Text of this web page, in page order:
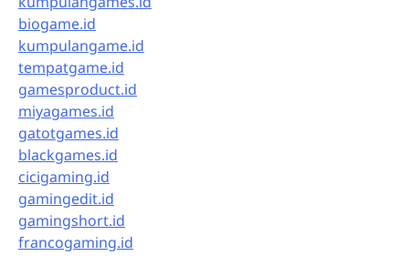
biogame.id
kumpulangame.id
tempatgame.id
gamesproduct.id
miyagames.id
gatotgames.id
blackgames.id
cicigaming.id
gamingedit.id
gamingshort.id
francogaming.id